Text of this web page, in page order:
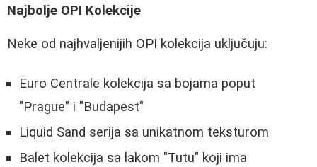
Najbolje OPI Kolekcije
Neke od najhvaljenijih OPI kolekcija uključuju:
Euro Centrale kolekcija sa bojama poput
"Prague" i "Budapest"
Liquid Sand serija sa unikatnom teksturom
Balet kolekcija sa lakom "Tutu" koji ima